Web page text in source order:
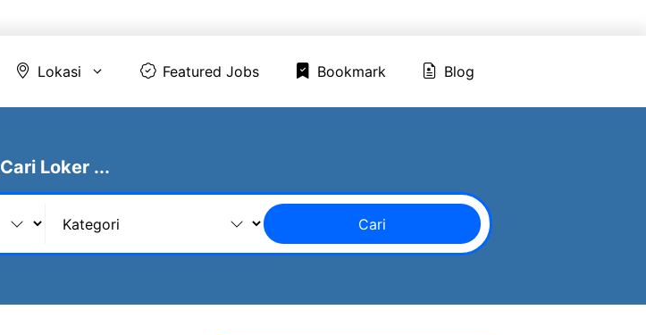
Lokasi Featured Jobs Bookmark Blog
Cari Loker ...
Cari